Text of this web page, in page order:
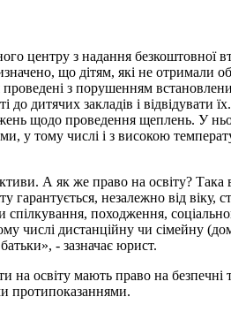
центру з надання безкоштовної
що дітям, які не отримали
з порушенням
дитячих закладів і відвідувати
щодо проведення щеплень. У
у тому числі і з високою
А як же право на освіту?
незалежно від віку,
походження,
числі дистанційну чи сімейну
- зазначає юрист.
на освіту мають право на безпечні
протипоказаннями.